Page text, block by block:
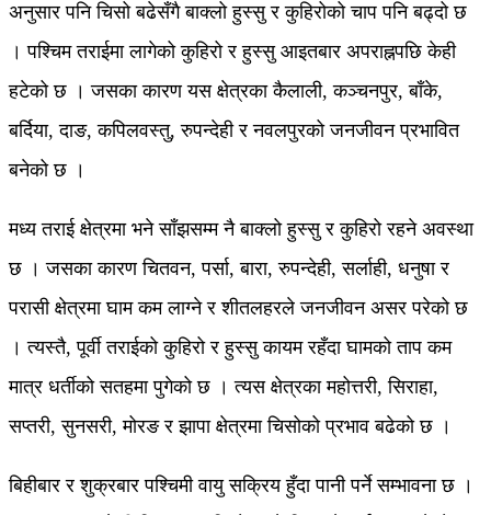
अनुसार पनि चिसो बढेसँगै बाक्लो हुस्सु र कुहिरोको चाप पनि बढ्दो छ
। पश्चिम तराईमा लागेको कुहिरो र हुस्सु आइतबार अपराह्नपछि केही
हटेको छ । जसका कारण यस क्षेत्रका कैलाली, कञ्चनपुर, बाँके,
बर्दिया, दाङ, कपिलवस्तु, रुपन्देही र नवलपुरको जनजीवन प्रभावित
बनेको छ ।
मध्य तराई क्षेत्रमा भने साँझसम्म नै बाक्लो हुस्सु र कुहिरो रहने अवस्था
छ । जसका कारण चितवन, पर्सा, बारा, रुपन्देही, सर्लाही, धनुषा र
परासी क्षेत्रमा घाम कम लाग्ने र शीतलहरले जनजीवन असर परेको छ
। त्यस्तै, पूर्वी तराईको कुहिरो र हुस्सु कायम रहँदा घामको ताप कम
मात्र धर्तीको सतहमा पुगेको छ । त्यस क्षेत्रका महोत्तरी, सिराहा,
सप्तरी, सुनसरी, मोरङ र झापा क्षेत्रमा चिसोको प्रभाव बढेको छ ।
बिहीबार र शुक्रबार पश्चिमी वायु सक्रिय हुँदा पानी पर्ने सम्भावना छ ।